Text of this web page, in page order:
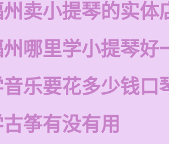
卖小提琴的实体
哪里学小提琴好
音乐要花多少钱口
筝有没有用